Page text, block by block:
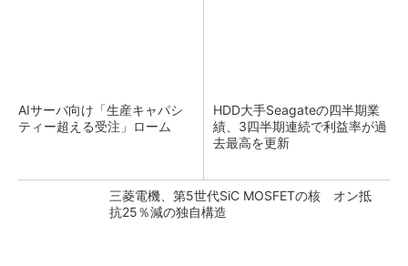
AIサーバ向け「生産キャパシ
ティー超える受注」ローム
HDD大手Seagateの四半期業
績、3四半期連続で利益率が過
去最高を更新
三菱電機、第5世代SiC MOSFETの核 オン抵
抗25％減の独自構造